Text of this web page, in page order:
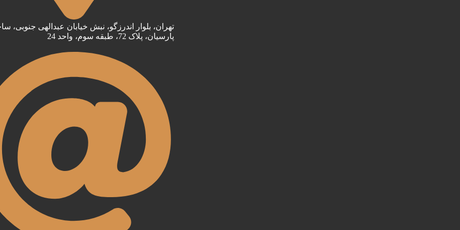
تهران، بلوار اندرزگو، نبش خیابان عبدالهی جنوبی،
پارسیان، پلاک 72، طبقه سوم، واحد 24